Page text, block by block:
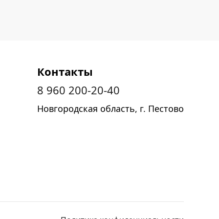
Контакты
8 960 200-20-40
Новгородская область, г. Пестово